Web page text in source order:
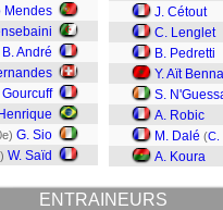
Mendes
B. André
Gourcuff
G. Sio
W. Saïd
J. Cétout
C. Lenglet
B. Pedretti
Y. Aït
S.
A. Robic
M. Dalé (C.
A. Koura
ENTRAINEURS